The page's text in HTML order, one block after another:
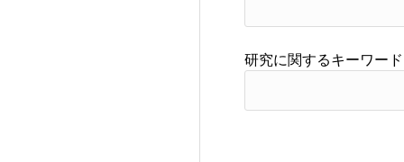
研究に関するキーワード